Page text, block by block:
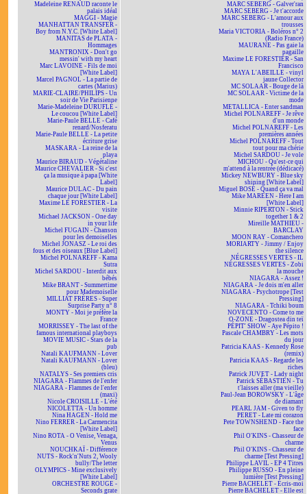
Madeleine RENAUD raconte le
palais idéal
MAGGI - Magie
MANHATTAN TRANSFER -
Boy from N.Y.C. [White Label]
MANITAS de PLATA -
Hommages
MANTRONIX - Don't go
messin' with my heart
Marc LAVOINE - Fils de moi
[White Label]
Marcel PAGNOL - La partie de
cartes (Marius)
MARIE-CLAIRE/PHILIPS - Un
soir de Vie Parisienne
Marie-Madeleine DURUFLÉ -
Le coucou [White Label]
Marie-Paule BELLE - Café
renard/Nosferatu
Marie-Paule BELLE - La petite
écriture grise
MASKARA - La reine de la
playa
Maurice BIRAUD - Végétaline
Maurice CHEVALIER - Si c'est
ça la musique à papa [White
Label]
Maurice DULAC - Du pain
chaque jour [White Label]
Maxime LE FORESTIER - La
visite
Michael JACKSON - One day
in your life
Michel FUGAIN - Chanson
pour les demoiselles
Michel JONASZ - Le roi des
fous et des oiseaux [Blue Label]
Michel POLNAREFF - Kama
Sutra
Michel SARDOU - Interdit aux
bébés
Mike BRANT - Summertime
pour Mademoiselle
MILLIAT FRÈRES - Super
Surprise Party n° 8
MONTY - Moi je préfère la
France
MORRISSEY - The last of the
famous international playboys
MOVIE MUSIC - Stars de la
pub
Natali KAUFMANN - Lover
Natali KAUFMANN - Lover
(bleu)
NATALYS - Ses premiers cris
NIAGARA - Flammes de l'enfer
NIAGARA - Flammes de l'enfer
(maxi)
Nicole CROISILLE - L'été
NICOLETTA - Un homme
Nina HAGEN - Hold me
Nino FERRER - La Carmencita
[White Label]
Nino ROTA - O Venise, Venaga,
Venus
NOUCHKAÏ - Différence
NUTS - Rock'n'Nuts 2, Wooly
bully/The letter
OLYMPICS - Mine exclusively
[White Label]
ORCHESTRE ROUGE -
Seconds grate
MARC SEBERG - Galver'ran
MARC SEBERG - Je t'accorde
MARC SEBERG - L'amour aux
trousses
Maria VICTORIA - Boléros n° 2
(Radio France)
MAURANE - Pas gaie la
pagaille
Maxime LE FORESTIER - San
Francisco
MAYA L'ABEILLE - vinyl
jaune Collector
MC SOLAAR - Bouge de là
MC SOLAAR - Victime de la
mode
METALLICA - Enter sandman
Michel POLNAREFF - Je rêve
d'un monde
Michel POLNAREFF - Les
premières années
Michel POLNAREFF - Tout
tout pour ma chérie
Michel SARDOU - Je vole
MICHOU - Qu'est-ce qui
m'attend à la rentrée (dédicacé)
Mickey NEWBURY - Blue sky
shining [White Label]
Miguel BOSÉ - Quand ça va mal
Mike MAREEN - Here I am
[White Label]
Minnie RIPERTON - Stick
together 1 & 2
Mireille MATHIEU -
BARCLAY
MOON RAY - Comanchero
MORIARTY - Jimmy / Enjoy
the silence
NÉGRESSES VERTES - IL
NÉGRESSES VERTES - Zobi
la mouche
NIAGARA - Assez !
NIAGARA - Je dois m'en aller
NIAGARA - Psychotrope [Test
Pressing]
NIAGARA - Tchiki boum
NOVECENTO - Come to me
O-ZONE - Dragostea din teï
PÉPIT' SHOW - Aye Pépito !
Pascale CHAMBRY - Les mots
du jour
Patricia KAAS - Kennedy Rose
(remix)
Patricia KAAS - Regarde les
riches
Patrick JUVET - Lady night
Patrick SÉBASTIEN - Tu
t'laisses aller (ma vieille)
Paul-Jean BOROWSKY - L'âge
de diamant
PEARL JAM - Given to fly
PERET - Late mi corazon
Pete TOWNSHEND - Face the
face
Phil O'KINS - Chasseur de
charme
Phil O'KINS - Chasseur de
charme [Test Pressing]
Philippe LAVIL - EP 4 Titres
Philippe RUSSO - En pleine
lumière [Test Pressing]
Pierre BACHELET - Écris-moi
Pierre BACHELET - Elle est